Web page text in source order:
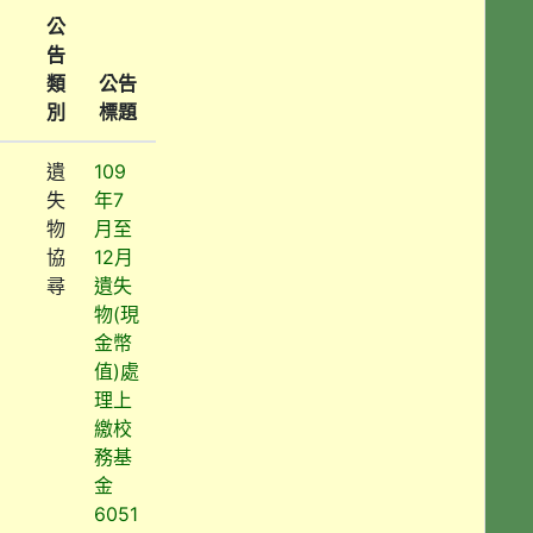
公
告
類
別
公告
標題
遺
失
物
協
尋
109
年7
月至
12月
遺失
物(現
金幣
值)處
理上
繳校
務基
金
6051